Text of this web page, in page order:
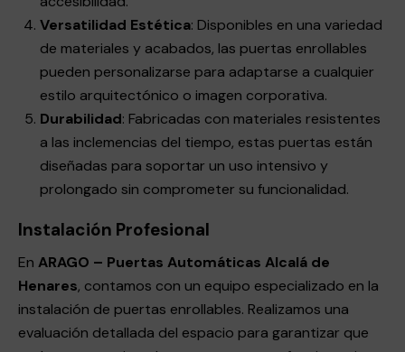
Versatilidad Estética: Disponibles en una variedad
de materiales y acabados, las puertas enrollables
pueden personalizarse para adaptarse a cualquier
estilo arquitectónico o imagen corporativa.
Durabilidad: Fabricadas con materiales resistentes
a las inclemencias del tiempo, estas puertas están
diseñadas para soportar un uso intensivo y
prolongado sin comprometer su funcionalidad.
Instalación Profesional
En ARAGO – Puertas Automáticas Alcalá de
Henares, contamos con un equipo especializado en la
instalación de puertas enrollables. Realizamos una
evaluación detallada del espacio para garantizar que